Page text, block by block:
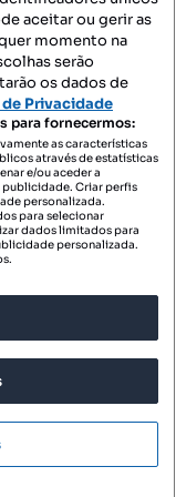
S.A.
aceitar ou gerir as
momento na
serão
os dados de
Privacidade
para fornecermos:
as características
através de estatísticas
e/ou aceder a
Criar perfis
personalizada.
para selecionar
dados limitados para
personalizada.